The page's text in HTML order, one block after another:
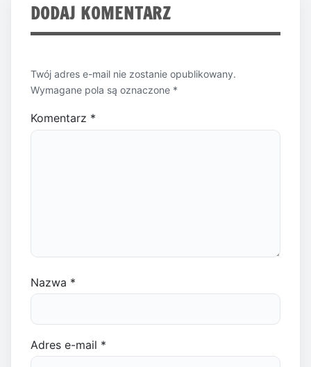
DODAJ KOMENTARZ
Twój adres e-mail nie zostanie opublikowany.
Wymagane pola są oznaczone *
Komentarz *
Nazwa *
Adres e-mail *